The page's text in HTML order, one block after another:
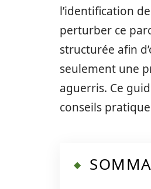
l’identification
perturber ce
structurée afin
seulement une
aguerris. Ce
conseils